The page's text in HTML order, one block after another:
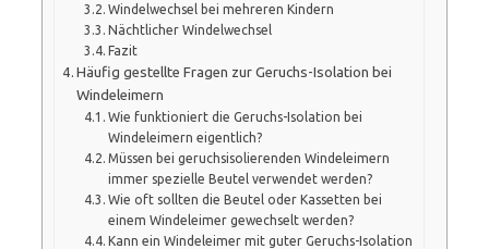
Windelwechsel bei mehreren Kindern
Nächtlicher Windelwechsel
Fazit
Häufig gestellte Fragen zur Geruchs-Isolation bei
Windeleimern
Wie funktioniert die Geruchs-Isolation bei
Windeleimern eigentlich?
Müssen bei geruchsisolierenden Windeleimern
immer spezielle Beutel verwendet werden?
Wie oft sollten die Beutel oder Kassetten bei
einem Windeleimer gewechselt werden?
Kann ein Windeleimer mit guter Geruchs-Isolation